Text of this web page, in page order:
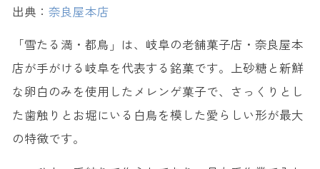
出典： 奈良屋本店
「雪たる満・都鳥」は、岐阜の老舗菓子店・奈良屋本
店が手がける岐阜を代表する銘菓です。上砂糖と新鮮
な卵白のみを使用したメレンゲ菓子で、さっくりとし
た歯触りとお堀にいる白鳥を模した愛らしい形が最大
の特徴です。